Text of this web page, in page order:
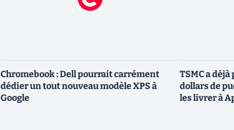
Chromebook : Dell pourrait carrément
dédier un tout nouveau modèle XPS à
Google
TSMC a
dollars de
les livrer à